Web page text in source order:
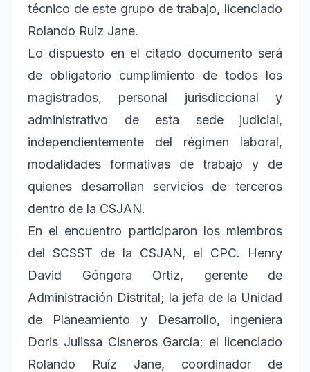
técnico de este grupo de trabajo, licenciado
Rolando Ruíz Jane.
Lo dispuesto en el citado documento será
de obligatorio cumplimiento de todos los
magistrados, personal jurisdiccional y
administrativo de esta sede judicial,
independientemente del régimen laboral,
modalidades formativas de trabajo y de
quienes desarrollan servicios de terceros
dentro de la CSJAN.
En el encuentro participaron los miembros
del SCSST de la CSJAN, el CPC. Henry
David Góngora Ortiz, gerente de
Administración Distrital; la jefa de la Unidad
de Planeamiento y Desarrollo, ingeniera
Doris Julissa Cisneros García; el licenciado
Rolando Ruíz Jane, coordinador de